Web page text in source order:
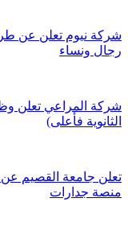
رجال ونساء
شركة المراعي تعلن
الثانوية فأعلى)
منصة جدارات